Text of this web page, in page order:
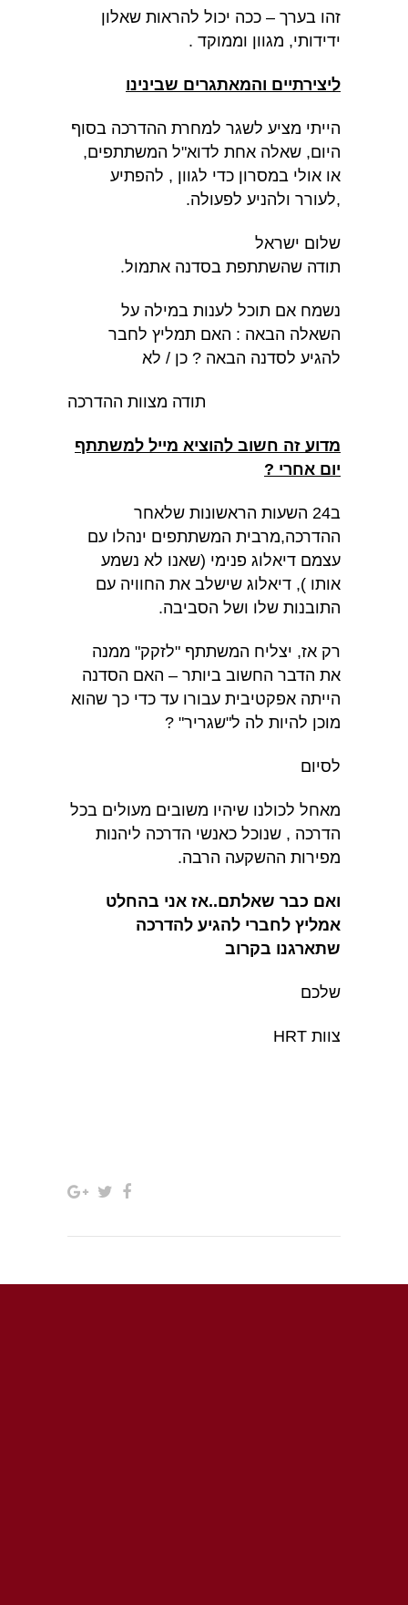
זהו בערך – ככה יכול להראות שאלון
ידידותי, מגוון וממוקד .
ליצירתיים והמאתגרים שבינינו
הייתי מציע לשגר למחרת ההדרכה בסוף
היום, שאלה אחת לדוא"ל המשתתפים,
או אולי במסרון כדי לגוון , להפתיע
,לעורר ולהניע לפעולה.
שלום ישראל
תודה שהשתתפת בסדנה אתמול.
נשמח אם תוכל לענות במילה על
השאלה הבאה : האם תמליץ לחבר
להגיע לסדנה הבאה ? כן / לא
תודה מצוות ההדרכה
מדוע זה חשוב להוציא מייל למשתתף
יום אחרי ?
ב24 השעות הראשונות שלאחר
ההדרכה,מרבית המשתתפים ינהלו עם
עצמם דיאלוג פנימי (שאנו לא נשמע
אותו ), דיאלוג שישלב את החוויה עם
התובנות שלו ושל הסביבה.
רק אז, יצליח המשתתף "לזקק" ממנה
את הדבר החשוב ביותר – האם הסדנה
הייתה אפקטיבית עבורו עד כדי כך שהוא
מוכן להיות לה ל"שגריר" ?
לסיום
מאחל לכולנו שיהיו משובים מעולים בכל
הדרכה , שנוכל כאנשי הדרכה ליהנות
מפירות ההשקעה הרבה.
ואם כבר שאלתם..אז אני בהחלט
אמליץ לחברי להגיע להדרכה
שתארגנו בקרוב
שלכם
צוות HRT